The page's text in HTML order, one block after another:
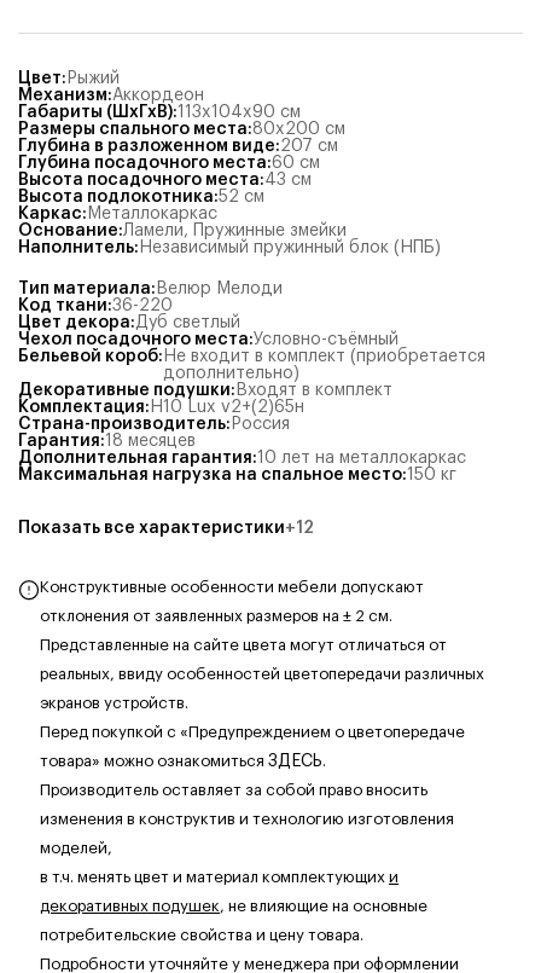
Цвет: Рыжий
Механизм:Аккордеон
Габариты (ШхГхВ):113x104x90 см
Размеры спального места:80x200 см
Глубина в разложенном виде:207 см
Глубина посадочного места:60 см
Высота посадочного места:43 см
Высота подлокотника:52 см
Каркас: Металлокаркас
Основание:Ламели,
Пружинные змейки
Наполнитель: Независимый пружинный блок (НПБ)
Тип материала: Велюр Мелоди
Код ткани:36-220
Цвет декора:Дуб светлый
Чехол посадочного места:Условно-съёмный
Бельевой короб: Не входит в комплект (приобретается
дополнительно)
Декоративные подушки: Входят в комплект
Комплектация: Н10 Lux v2+(2)65н
Страна-производитель: Россия
Гарантия:18 месяцев
Дополнительная гарантия:10 лет на металлокаркас
Максимальная нагрузка на спальное место:150 кг
Показать все характеристики+12
Конструктивные особенности мебели допускают
отклонения от заявленных размеров на ± 2 см.
Представленные на сайте цвета могут отличаться от
реальных, ввиду особенностей цветопередачи различных
экранов устройств.
Перед покупкой с «Предупреждением о цветопередаче
товара» можно ознакомиться ЗДЕСЬ.
Производитель оставляет за собой право вносить
изменения в конструктив и технологию изготовления
моделей,
в т.ч. менять цвет и материал комплектующих и
декоративных подушек, не влияющие на основные
потребительские свойства и цену товара.
Подробности уточняйте у менеджера при оформлении